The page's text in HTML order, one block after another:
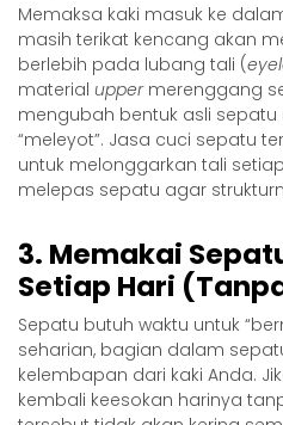
Memaksa kaki masuk ke
masih terikat kencang akan
berlebih pada lubang tali (
material uppermerenggang
mengubah bentuk asli
“meleyot”. Jasa cuci sepatu
untuk melonggarkan tali
melepas sepatu agar
3. Memakai
Setiap Hari
Sepatu butuh waktu untuk
seharian, bagian dalam
kelembapan dari kaki Anda.
kembali keesokan harinya